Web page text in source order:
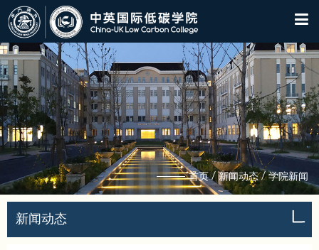
首页/新闻动态/ 学院新闻
新闻动态